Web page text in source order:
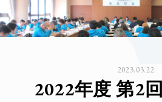
2023.03.22
2022年度 第2